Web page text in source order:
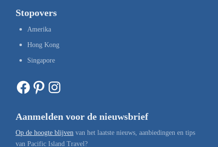
Stopovers
Amerika
Hong Kong
Singapore
Facebook Pinterest Instagram
Aanmelden voor de nieuwsbrief
Op de hoogte blijven van het laatste nieuws, aanbiedingen en tips
van Pacific Island Travel?